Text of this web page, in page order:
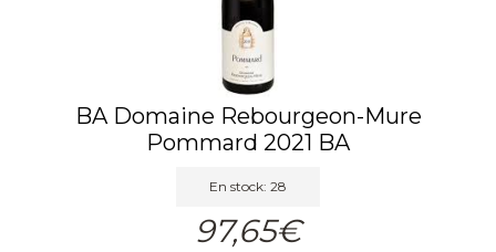
BA Domaine Rebourgeon-Mure
Pommard 2021 BA
En stock: 28
97,65€